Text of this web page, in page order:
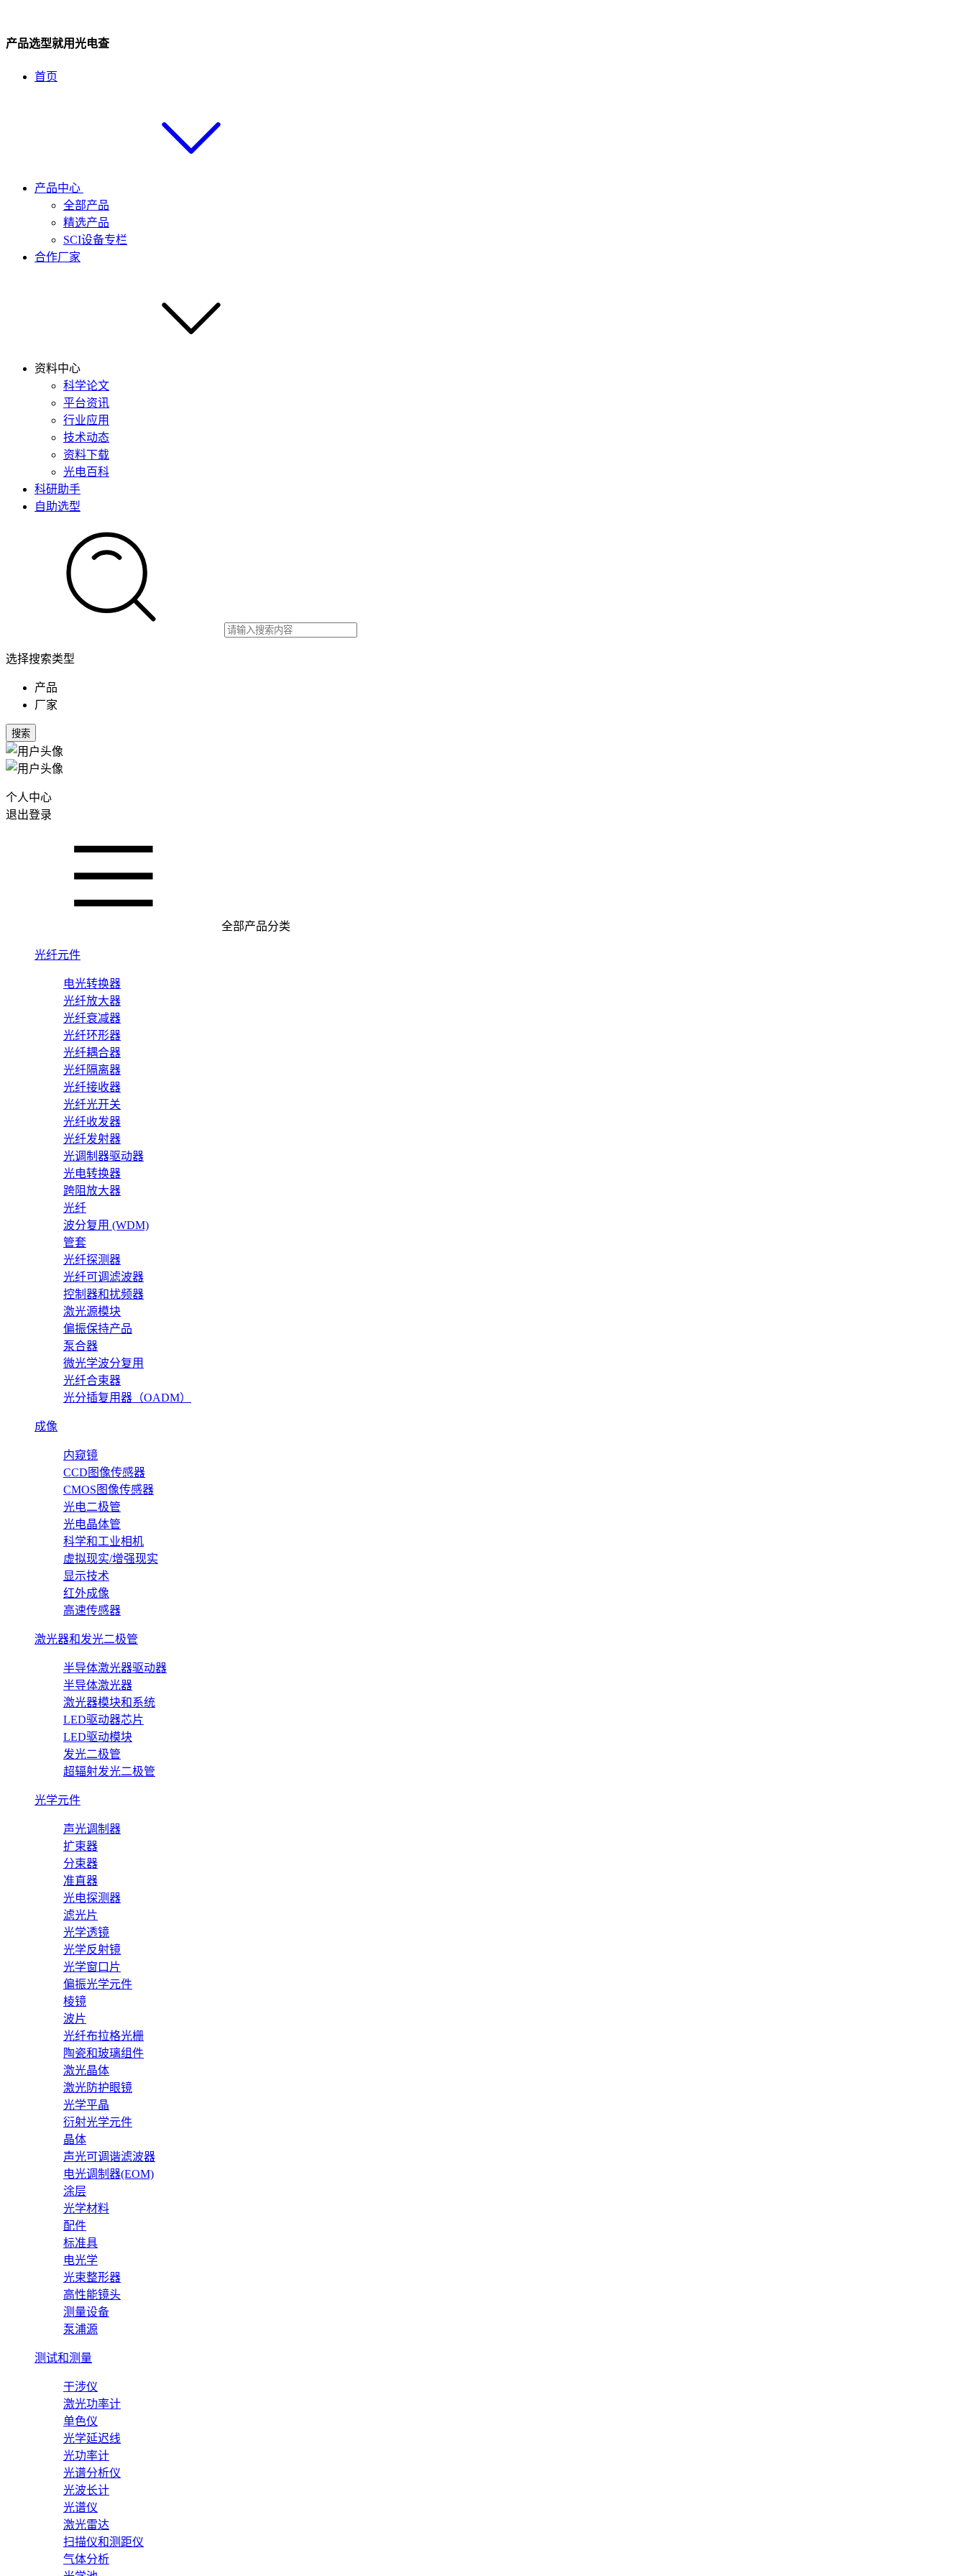
产品选型就用光电查
首页
产品中心
全部产品
精选产品
SCI设备专栏
合作厂家
资料中心
科学论文
平台资讯
行业应用
技术动态
资料下载
光电百科
科研助手
自助选型
选择搜索类型
产品
厂家
搜索
个人中心
退出登录
全部产品分类
光纤元件
电光转换器
光纤放大器
光纤衰减器
光纤环形器
光纤耦合器
光纤隔离器
光纤接收器
光纤光开关
光纤收发器
光纤发射器
光调制器驱动器
光电转换器
跨阻放大器
光纤
波分复用 (WDM)
管套
光纤探测器
光纤可调滤波器
控制器和扰频器
激光源模块
偏振保持产品
泵合器
微光学波分复用
光纤合束器
光分插复用器（OADM）
成像
内窥镜
CCD图像传感器
CMOS图像传感器
光电二极管
光电晶体管
科学和工业相机
虚拟现实/增强现实
显示技术
红外成像
高速传感器
激光器和发光二极管
半导体激光器驱动器
半导体激光器
激光器模块和系统
LED驱动器芯片
LED驱动模块
发光二极管
超辐射发光二极管
光学元件
声光调制器
扩束器
分束器
准直器
光电探测器
滤光片
光学透镜
光学反射镜
光学窗口片
偏振光学元件
棱镜
波片
光纤布拉格光栅
陶瓷和玻璃组件
激光晶体
激光防护眼镜
光学平晶
衍射光学元件
晶体
声光可调谐滤波器
电光调制器(EOM)
涂层
光学材料
配件
标准具
电光学
光束整形器
高性能镜头
测量设备
泵浦源
测试和测量
干涉仪
激光功率计
单色仪
光学延迟线
光功率计
光谱分析仪
光波长计
光谱仪
激光雷达
扫描仪和测距仪
气体分析